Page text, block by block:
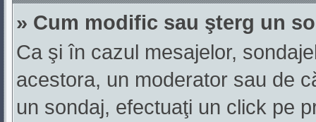
» Cum modific sau şterg un
Ca şi în cazul mesajelor,
acestora, un moderator sau de
un sondaj, efectuaţi un click pe